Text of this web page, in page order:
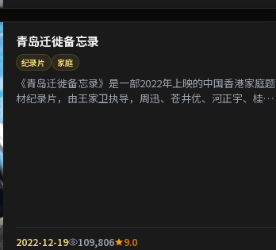
青岛迁徙备忘录
纪录片 家庭
《青岛迁徙备忘录》是一部2022年上映的中国香港家庭题
材纪录片，由王家卫执导，周迅、苍井优、河正宇、桂纶
2022-12-19 109,806 9.0